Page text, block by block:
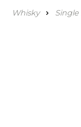
Whisky Single